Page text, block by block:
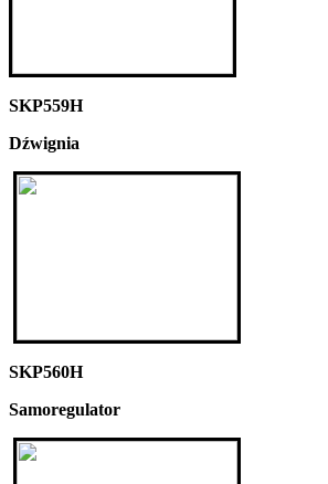
SKP559H
Dźwignia
SKP560H
Samoregulator